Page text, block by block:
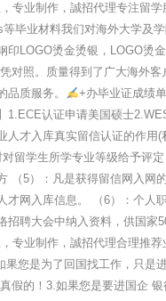
专业制作，誠招代理专注留
等毕业材料我们对海外大学及
印LOGO烫金烫银，LOGO烫
对照。质量得到了广大海外
品质服务。
+办毕业证成绩
1.ECE认证申请美国硕士
人才入库真实留信认证的作
留学生所学专业等级给予评
（5）：凡是获得留信网入网
才网入库信息。 （6）：个人
招聘大会中纳入资料，供国家
专业制作，誠招代理合理推
果您是为了回国找工作，只是
假的！3.如果您是要进国企